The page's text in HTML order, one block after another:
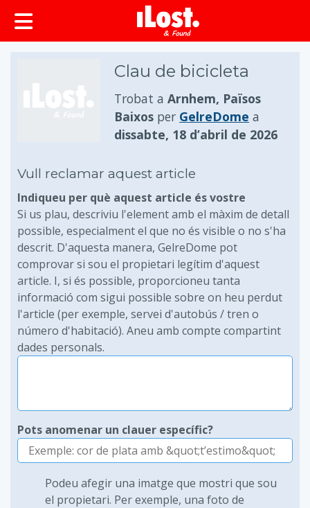
principal
Clau de bicicleta
Trobat a Arnhem, Països
Baixos per GelreDome a
dissabte, 18 d’abril de 2026
Vull reclamar aquest article
Indiqueu per què aquest article és vostre
Si us plau, descriviu l'element amb el màxim de detall
possible, especialment el que no és visible o no s'ha
descrit. D'aquesta manera, GelreDome pot
comprovar si sou el propietari legítim d'aquest
article. I, si és possible, proporcioneu tanta
informació com sigui possible sobre on heu perdut
l'article (per exemple, servei d'autobús / tren o
número d'habitació). Aneu amb compte compartint
dades personals.
Pots anomenar un clauer específic?
Podeu afegir una imatge que mostri que sou
el propietari. Per exemple, una foto de